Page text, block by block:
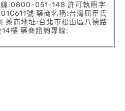
線:0800-051-148 許可執照字
號 藥商名稱:台灣屈臣氏
藥商地址:台北市松山區八德路
樓 藥商諮詢專線: